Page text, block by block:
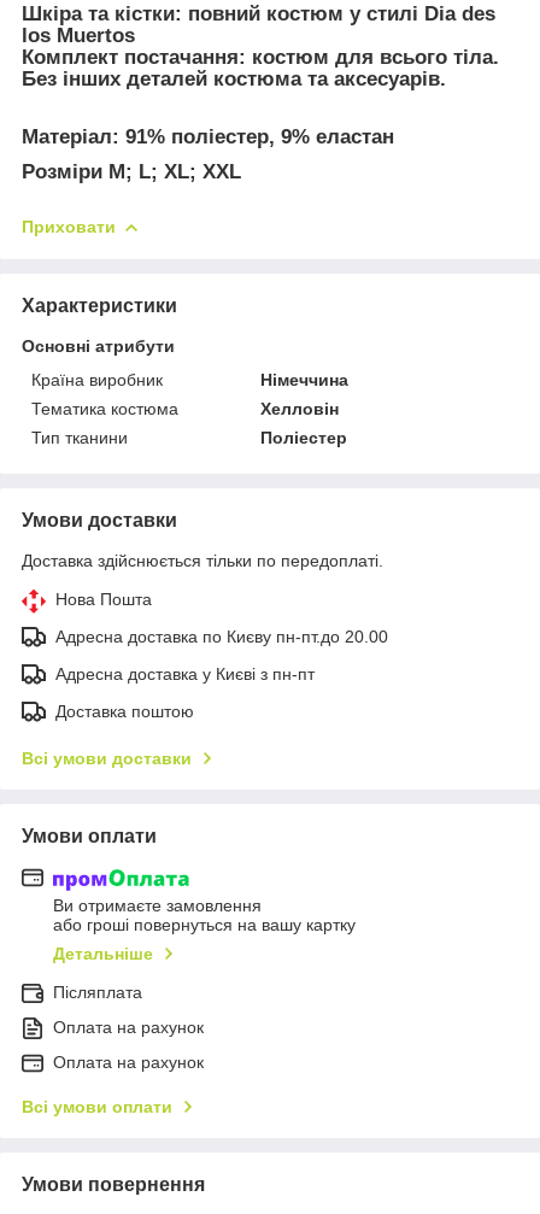
Шкіра та кістки: повний костюм у стилі Dia des
los Muertos
Комплект постачання: костюм для всього тіла.
Без інших деталей костюма та аксесуарів.
Матеріал: 91% поліестер, 9% еластан
Розміри M; L; XL; XXL
Приховати
Характеристики
Основні атрибути
Країна виробник
Німеччина
Тематика костюма
Хелловін
Тип тканини
Поліестер
Умови доставки
Доставка здійснюється тільки по передоплаті.
Нова Пошта
Адресна доставка по Києву пн-пт.до 20.00
Адресна доставка у Києві з пн-пт
Доставка поштою
Всі умови доставки
Умови оплати
Ви отримаєте замовлення
або гроші повернуться на вашу картку
Детальніше
Післяплата
Оплата на рахунок
Оплата на рахунок
Всі умови оплати
Умови повернення